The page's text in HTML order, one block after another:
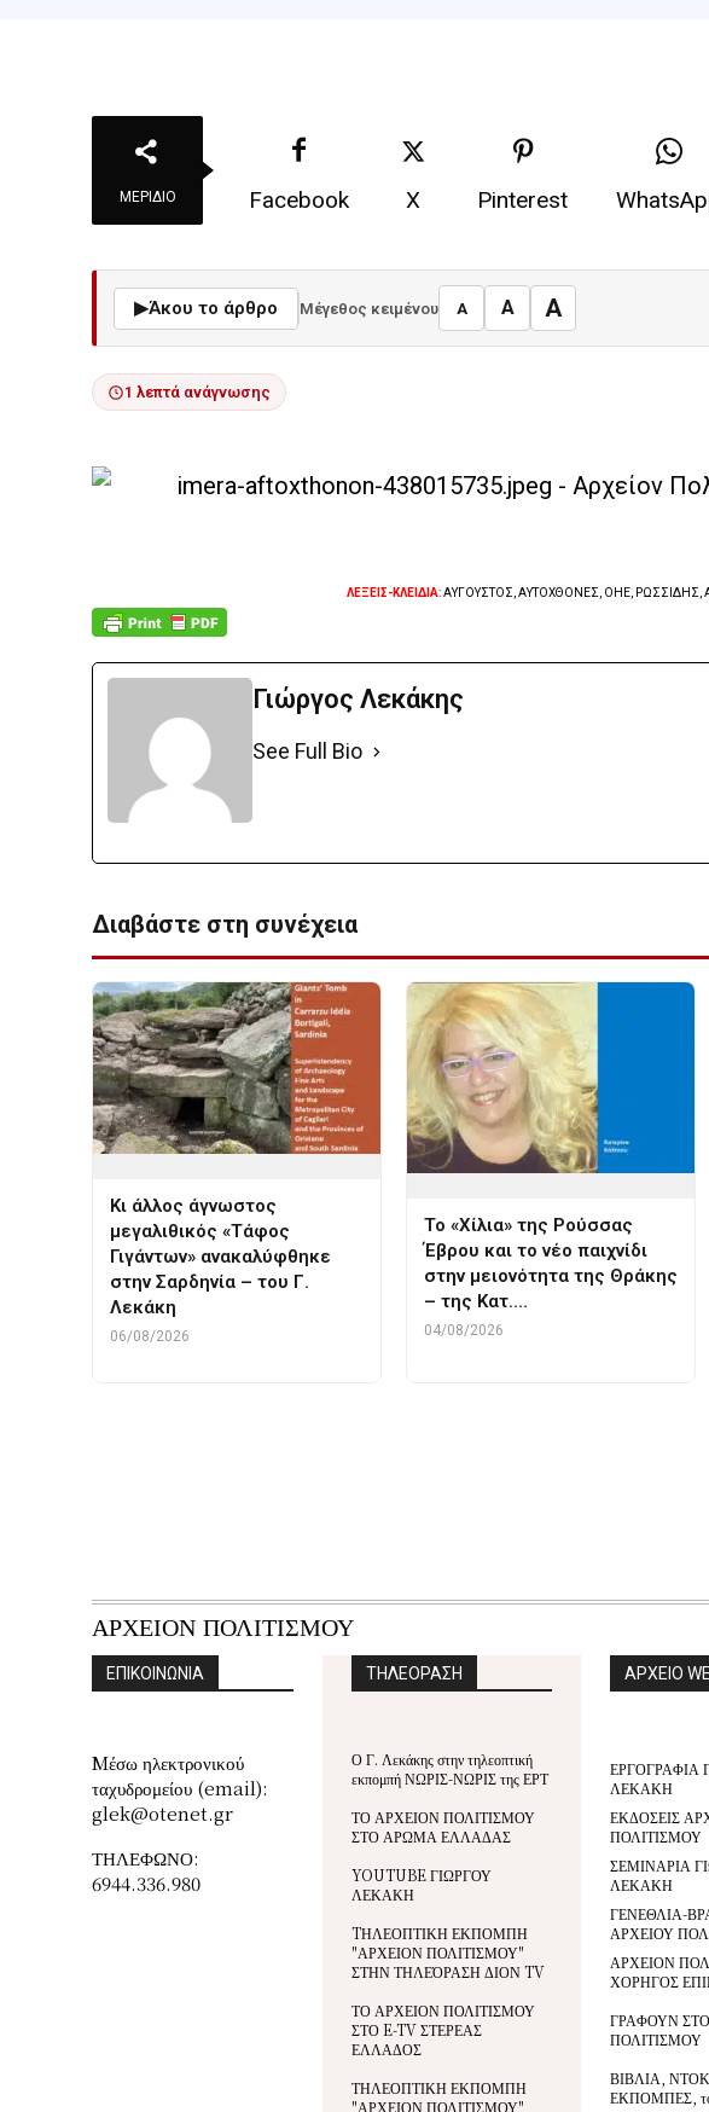
ΜΕΡΊΔΙΟ Facebook X Pinterest
▶Άκου το άρθρο Μέγεθος κειμένου A A A
1 λεπτά ανάγνωσης
ΛΕΞΕΙΣ-ΚΛΕΙΔΙΑ: ΑΥΓΟΥΣΤΟΣ, ΑΥΤΟΧΘΟΝΕΣ, ΟΗΕ, ΡΩΣΣΙΔΗΣ,
Γιώργος Λεκάκης
See Full Bio
Διαβάστε στη συνέχεια
Κι άλλος άγνωστος
μεγαλιθικός «Τάφος
Γιγάντων» ανακαλύφθηκε
στην Σαρδηνία – του Γ.
Λεκάκη
06/08/2026
Το «Χίλια» της Ρούσσας
Έβρου και το νέο παιχνίδι
στην μειονότητα της Θράκης
– της Κατ.…
04/08/2026
ΑΡΧΕΙΟΝ ΠΟΛΙΤΙΣΜΟΥ
ΕΠΙΚΟΙΝΩΝΙΑ
Mέσω ηλεκτρονικού
ταχυδρομείου (email):
glek@otenet.gr
ΤΗΛΕΦΩΝΟ:
6944.336.980
ΤΗΛΕΟΡΑΣΗ
Ο Γ. Λεκάκης στην τηλεοπτική
εκπομπή ΝΩΡΙΣ-ΝΩΡΙΣ της ΕΡΤ
ΤΟ ΑΡΧΕΙΟΝ ΠΟΛΙΤΙΣΜΟΥ
ΣΤΟ ΑΡΩΜΑ ΕΛΛΑΔΑΣ
YOUTUBE ΓΙΩΡΓΟΥ
ΛΕΚΑΚΗ
TΗΛΕΟΠΤΙΚΗ ΕΚΠΟΜΠΗ
"ΑΡΧΕΙΟΝ ΠΟΛΙΤΙΣΜΟΥ"
ΣΤΗΝ ΤΗΛΕΌΡΑΣΗ ΔΙΟΝ TV
ΤΟ ΑΡΧΕΙΟΝ ΠΟΛΙΤΙΣΜΟΥ
ΣΤΟ E-TV ΣΤΕΡΕΑΣ
ΕΛΛΑΔΟΣ
ΤΗΛΕΟΠΤΙΚΗ ΕΚΠΟΜΠΗ
"ΑΡΧΕΙΟΝ ΠΟΛΙΤΙΣΜΟΥ"
ΑΡΧΕΙΟ
ΕΡΓΟΓΡΑΦΙΑ
ΛΕΚΑΚΗ
ΕΚΔΟΣΕΙΣ
ΠΟΛΙΤΙΣΜΟΥ
ΣΕΜΙΝΑΡΙΑ
ΛΕΚΑΚΗ
ΓΕΝΕΘΛΙΑ-
ΑΡΧΕΙΟΥ
ΑΡΧΕΙΟΝ
ΧΟΡΗΓΟΣ
ΓΡΑΦΟΥΝ
ΠΟΛΙΤΙΣΜΟΥ
ΒΙΒΛΙΑ,
ΕΚΠΟΜΠΕΣ,